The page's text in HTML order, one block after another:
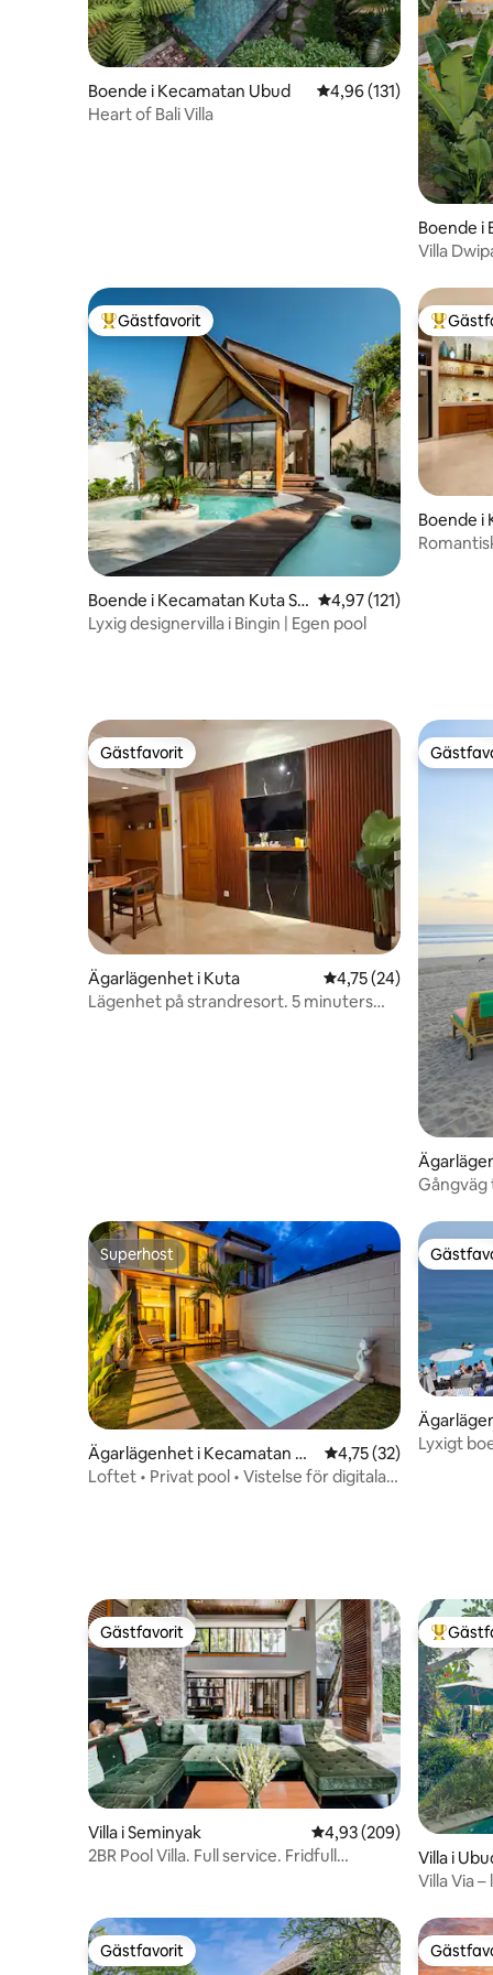
Boende i Kecamatan Ubud 4,96 av 5 i
4,96 (131)
Heart of Bali Villa
Boende i
Villa
Populär gästfavorit
Gästfavorit
Boende i Kecamatan Kuta Se
latan
4,97 av 5 i
4,97 (121)
Lyxig designervilla i Bingin | Egen pool
Boende i
latan
Gästfavorit
Gästfavorit
Ägarlägenhet i Kuta 4,75 av 5 i
4,75 (24)
Lägenhet på strandresort. 5 minuters
Gångväg
Superhost
Superhost
Ägarlägenhet i Kecamatan Ku
ta Utara
4,75 av 5 i
4,75 (32)
Loftet • Privat pool • Vistelse för digitala
Lyxigt
Gästfavorit
Gästfavorit
Villa i Seminyak 4,93 av 5 i
4,93 (209)
2BR Pool Villa. Full service. Fridfull
Villa i
Villa Via
Gästfavorit
Gästfavorit